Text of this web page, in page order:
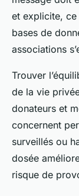
et explicite,
bases de
associations
Trouver
de la vie
donateurs et
concernent
surveillés ou
dosée
risque de